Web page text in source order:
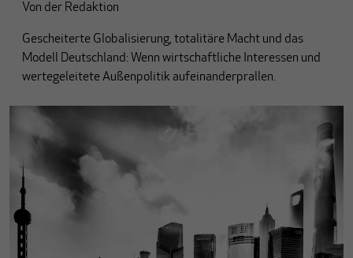
Von der Redaktion
Gescheiterte Globalisierung, totalitäre Macht und das
Modell Deutschland: Wenn wirtschaftliche Interessen und
wertegeleitete Außenpolitik aufeinanderprallen.